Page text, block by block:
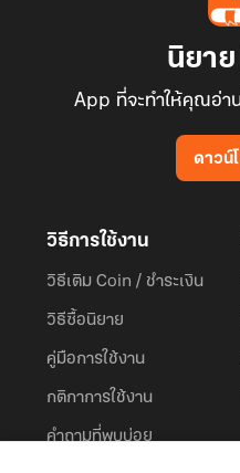
นิยา
App ที่จะทำให้คุณอ่า
ดาวน์
วิธีการใช้งาน
วิธีเติม Coin / ชำระเงิน
วิธีซื้อนิยาย
คู่มือการใช้งาน
กติกาการใช้งาน
คำถามที่พบบ่อย